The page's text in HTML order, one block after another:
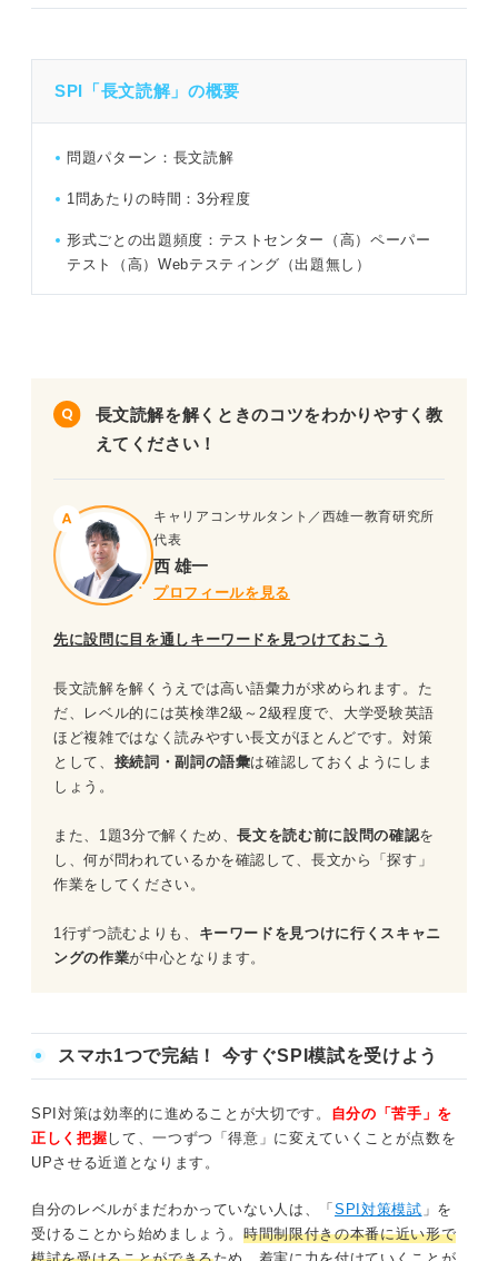
SPI「長文読解」の概要
問題パターン：長文読解
1問あたりの時間：3分程度
形式ごとの出題頻度：テストセンター（高）ペーパー
テスト（高）Webテスティング（出題無し）
長文読解を解くときのコツをわかりやすく教
えてください！
キャリアコンサルタント／西雄一教育研究所
代表
西 雄一
プロフィールを見る
先に設問に目を通しキーワードを見つけておこう
長文読解を解くうえでは高い語彙力が求められます。た
だ、レベル的には英検準2級～2級程度で、大学受験英語
ほど複雑ではなく読みやすい長文がほとんどです。対策
として、 接続詞・副詞の語彙は確認しておくようにしま
しょう。
また、1題3分で解くため、長文を読む前に設問の確認を
し、何が問われているかを確認して、長文から「探す」
作業をしてください。
1行ずつ読むよりも、 キーワードを見つけに行くスキャニ
ングの作業が中心となります。
スマホ1つで完結！ 今すぐSPI模試を受けよう
SPI対策は効率的に進めることが大切です。 自分の「苦手」を
正しく把握して、一つずつ「得意」に変えていくことが点数を
UPさせる近道となります。
自分のレベルがまだわかっていない人は、「 SPI対策模試 」を
受けることから始めましょう。時間制限付きの本番に近い形で
長文読解以外の練習問題も解いてみよう！